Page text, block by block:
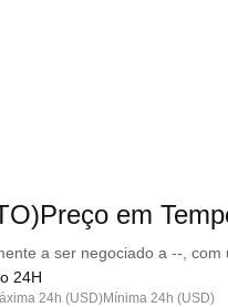
em
a ser negociado a --,
24H
24h (USD)Mínima 24h (USD)